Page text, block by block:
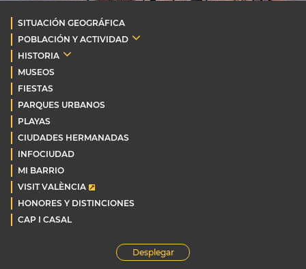
SITUACIÓN GEOGRÁFICA
POBLACIÓN Y ACTIVIDAD
HISTORIA
MUSEOS
FIESTAS
PARQUES URBANOS
PLAYAS
CIUDADES HERMANADAS
INFOCIUDAD
MI BARRIO
VISIT VALÈNCIA
HONORES Y DISTINCIONES
CAP I CASAL
Desplegar